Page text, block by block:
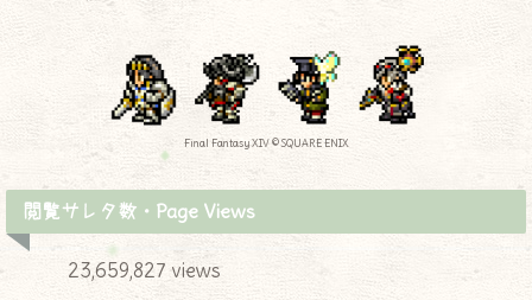
Final Fantasy XIV © SQUARE ENIX
閲覧サレタ数・Page Views
23,659,827 views